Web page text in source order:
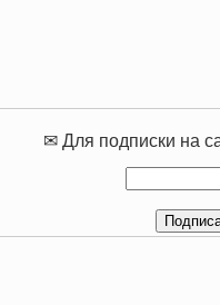
✉ Для подписки на